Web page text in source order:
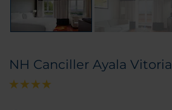
NH Canciller Ayala Vitoria